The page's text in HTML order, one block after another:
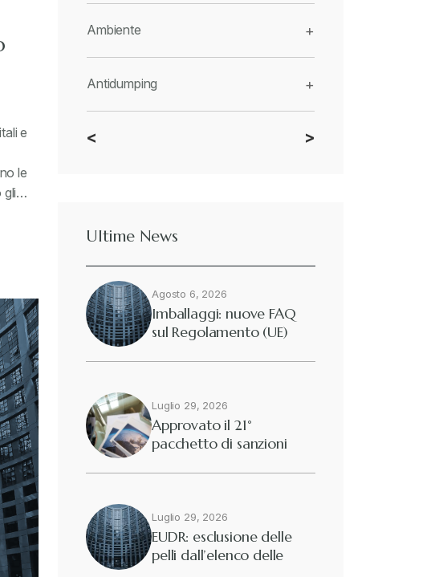
e
le
gli…
Ambiente +
Antidumping +
CBAM +
Deforestazione
Diritto tributario internazionale
Dogane
Eutekne
Fisco e tributi
Guide e Manuali
< >
Ultime News
Agosto 6, 2026
Imballaggi: nuove FAQ
sul Regolamento (UE)
Luglio 29, 2026
Approvato il 21°
pacchetto di sanzioni
Luglio 29, 2026
EUDR: esclusione delle
pelli dall’elenco delle